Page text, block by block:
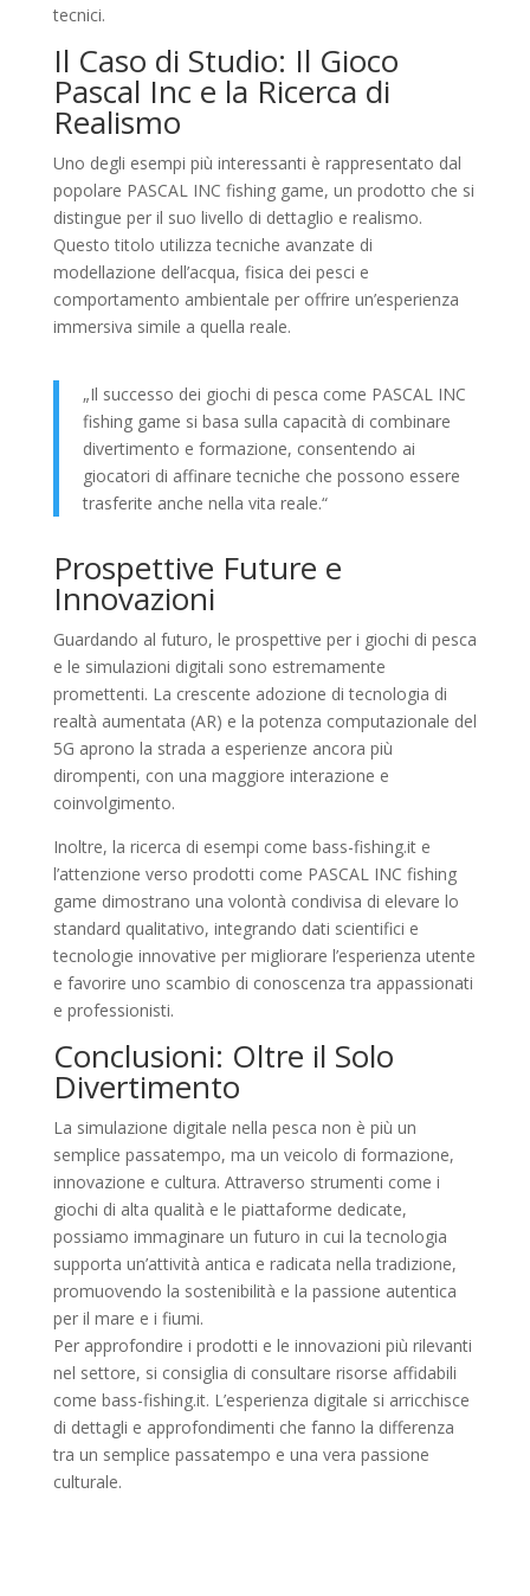
tecnici.
Il Caso di Studio: Il Gioco
Pascal Inc e la Ricerca di
Realismo
Uno degli esempi più interessanti è rappresentato dal
popolare PASCAL INC fishing game, un prodotto che si
distingue per il suo livello di dettaglio e realismo.
Questo titolo utilizza tecniche avanzate di
modellazione dell’acqua, fisica dei pesci e
comportamento ambientale per offrire un’esperienza
immersiva simile a quella reale.
„Il successo dei giochi di pesca come PASCAL INC
fishing game si basa sulla capacità di combinare
divertimento e formazione, consentendo ai
giocatori di affinare tecniche che possono essere
trasferite anche nella vita reale.“
Prospettive Future e
Innovazioni
Guardando al futuro, le prospettive per i giochi di pesca
e le simulazioni digitali sono estremamente
promettenti. La crescente adozione di tecnologia di
realtà aumentata (AR) e la potenza computazionale del
5G aprono la strada a esperienze ancora più
dirompenti, con una maggiore interazione e
coinvolgimento.
Inoltre, la ricerca di esempi come bass-fishing.it e
l’attenzione verso prodotti come PASCAL INC fishing
game dimostrano una volontà condivisa di elevare lo
standard qualitativo, integrando dati scientifici e
tecnologie innovative per migliorare l’esperienza utente
e favorire uno scambio di conoscenza tra appassionati
e professionisti.
Conclusioni: Oltre il Solo
Divertimento
La simulazione digitale nella pesca non è più un
semplice passatempo, ma un veicolo di formazione,
innovazione e cultura. Attraverso strumenti come i
giochi di alta qualità e le piattaforme dedicate,
possiamo immaginare un futuro in cui la tecnologia
supporta un’attività antica e radicata nella tradizione,
promuovendo la sostenibilità e la passione autentica
per il mare e i fiumi.
Per approfondire i prodotti e le innovazioni più rilevanti
nel settore, si consiglia di consultare risorse affidabili
come bass-fishing.it. L’esperienza digitale si arricchisce
di dettagli e approfondimenti che fanno la differenza
tra un semplice passatempo e una vera passione
culturale.